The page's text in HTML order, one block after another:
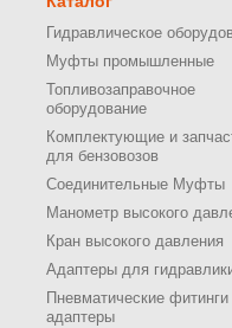
Гидравлическое
Муфты промышленные
Топливозаправочное
оборудование
Комплектующие и
для бензовозов
Соединительные Муфты
Манометр высокого
Кран высокого давления
Адаптеры для
Пневматические фитинги
адаптеры